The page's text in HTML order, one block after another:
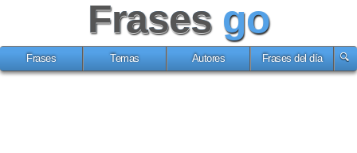
Frases go
Frases Temas Autores Frases del día